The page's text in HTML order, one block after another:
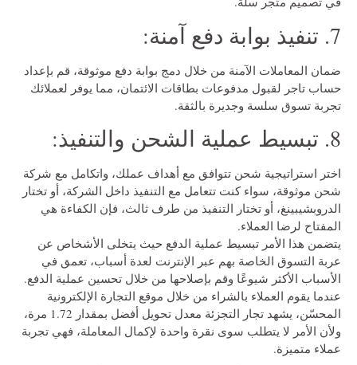
7. تنفيذ بوابة دفع آمنة:
ضمان المعاملات الآمنة من خلال دمج بوابة دفع موثوقة، قم بإعداد
حساب تاجر لقبول مدفوعات بطاقات الائتمان، مما يوفر لعملائك
تجربة تسوق سلسة وجديرة بالثقة.
8. تبسيط عملية الشحن والتنفيذ:
اختر استراتيجية شحن تتوافق مع أهداف عملك، واتكامل مع شركة
شحن موثوقة، سواء كنت تتعامل مع التنفيذ داخل الشركة، أو تختار
الدروبشيبينغ، أو تختار التنفيذ من طرف ثالث، فإن الكفاءة هي
المفتاح لرضا العملاء.
يتضمن هذا الأمر تبسيط عملية الدفع حيث يتخلى الأشخاص عن
عربة التسوق الخاصة بهم عبر الإنترنت لعدة أسباب، تعمق في
الأسباب الأكثر شيوعًا وقم بإصلاحها من خلال تحسين عملية الدفع.
عندما يقوم العملاء بالشراء من خلال موقع التجارة الإلكترونية
المحسّن، يشهد تجار التجزئة معدل تحويل أفضل بمقدار 1.72 مرة،
ولأن الأمر لا يتطلب سوى نقرة واحدة لإكمال المعاملة، فهي تجربة
عملاء متميزة.